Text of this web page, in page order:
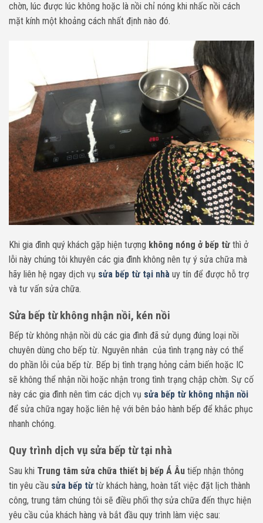
chờn, lúc được lúc không hoặc là nồi chỉ nóng khi nhấc nồi cách
mặt kính một khoảng cách nhất định nào đó.
Khi gia đình quý khách gặp hiện tượng không nóng ở bếp từ thì ở
lỗi này chúng tôi khuyên các gia đình không nên tự ý sửa chữa mà
hãy liên hệ ngay dịch vụ sửa bếp từ tại nhà uy tín để được hỗ trợ
và tư vấn sửa chữa.
Sửa bếp từ không nhận nồi, kén nồi
Bếp từ không nhận nồi dù các gia đình đã sử dụng đúng loại nồi
chuyên dùng cho bếp từ. Nguyên nhân của tình trạng này có thể
do phần lỗi của bếp từ. Bếp bị tình trạng hỏng cảm biến hoặc IC
sẽ không thể nhận nồi hoặc nhận trong tình trạng chập chờn. Sự cố
này các gia đình nên tìm các dịch vụ sửa bếp từ không nhận nồi
để sửa chữa ngay hoặc liên hệ với bên bảo hành bếp để khắc phục
nhanh chóng.
Quy trình dịch vụ sửa bếp từ tại nhà
Sau khi Trung tâm sửa chữa thiết bị bếp Á Âu tiếp nhận thông
tin yêu cầu sửa bếp từ từ khách hàng, hoàn tất việc đặt lịch thành
công, trung tâm chúng tôi sẽ điều phối thợ sửa chữa đến thực hiện
yêu cầu của khách hàng và bắt đầu quy trình làm việc sau: